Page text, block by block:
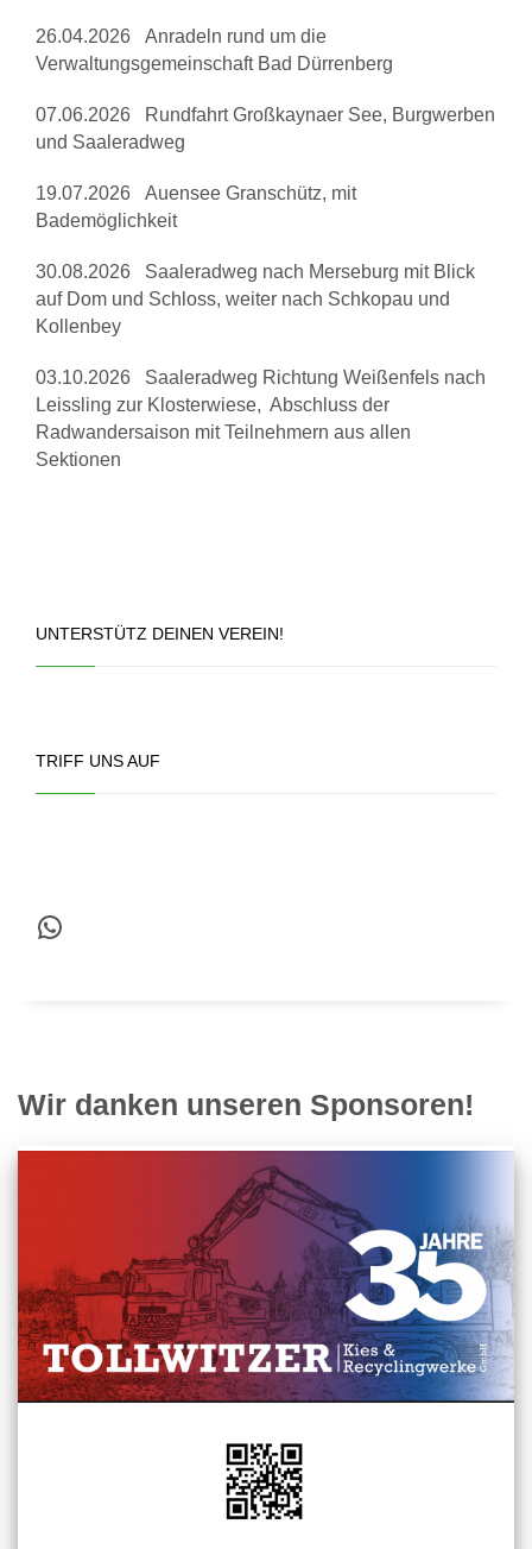
26.04.2026 Anradeln rund um die
Verwaltungsgemeinschaft Bad Dürrenberg
07.06.2026 Rundfahrt Großkaynaer See, Burgwerben
und Saaleradweg
19.07.2026 Auensee Granschütz, mit
Bademöglichkeit
30.08.2026 Saaleradweg nach Merseburg mit Blick
auf Dom und Schloss, weiter nach Schkopau und
Kollenbey
03.10.2026 Saaleradweg Richtung Weißenfels nach
Leissling zur Klosterwiese, Abschluss der
Radwandersaison mit Teilnehmern aus allen
Sektionen
UNTERSTÜTZ DEINEN VEREIN!
TRIFF UNS AUF
WhatsApp
Wir danken unseren Sponsoren!